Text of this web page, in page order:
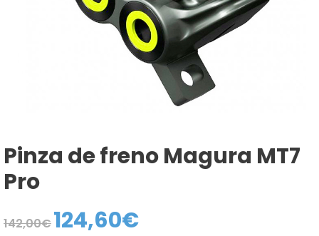
Pinza de freno Magura MT7
Pro
142,00€
El
precio
124,60€El
precio